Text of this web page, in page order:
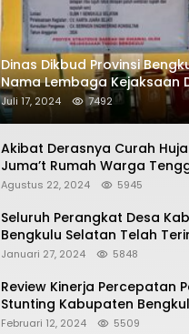
Dinas Dikbud Provinsi
Nama Lembaga Kejaksaan
Papan Nama Proyek, Ada
Juli 17, 2024 7492
Akibat Derasnya Curah
Juma’t Rumah Warga
Mencapai Dua Miter
Agustus 22, 2024 5945
Seluruh Perangkat Desa
Januari 27, 2024 5848
Review Kinerja Percepatan
Februari 12, 2024 5509